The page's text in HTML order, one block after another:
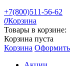
+7(800)511-56-62
0Корзина
Товары в корзине:
Корзина пуста
Корзина Оформить